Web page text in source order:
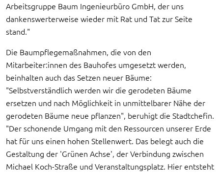
Arbeitsgruppe Baum Ingenieurbüro GmbH, der uns
dankenswerterweise wieder mit Rat und Tat zur Seite
stand."
Die Baumpflegemaßnahmen, die von den
Mitarbeiter:innen des Bauhofes umgesetzt werden,
beinhalten auch das Setzen neuer Bäume:
"Selbstverständlich werden wir die gerodeten Bäume
ersetzen und nach Möglichkeit in unmittelbarer Nähe der
gerodeten Bäume neue pflanzen", beruhigt die Stadtchefin.
"Der schonende Umgang mit den Ressourcen unserer Erde
hat für uns einen hohen Stellenwert. Das belegt auch die
Gestaltung der 'Grünen Achse', der Verbindung zwischen
Michael Koch-Straße und Veranstaltungsplatz. Hier entsteht